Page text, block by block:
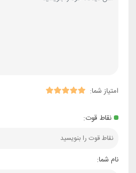
امتیاز شما:
نقاط قوت:
نام شما: